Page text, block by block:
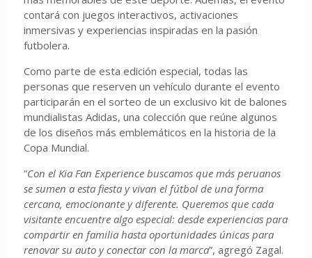
contará con juegos interactivos, activaciones
inmersivas y experiencias inspiradas en la pasión
futbolera.
Como parte de esta edición especial, todas las
personas que reserven un vehículo durante el evento
participarán en el sorteo de un exclusivo kit de balones
mundialistas Adidas, una colección que reúne algunos
de los diseños más emblemáticos en la historia de la
Copa Mundial.
“Con el Kia Fan Experience buscamos que más peruanos
se sumen a esta fiesta y vivan el fútbol de una forma
cercana, emocionante y diferente. Queremos que cada
visitante encuentre algo especial: desde experiencias para
compartir en familia hasta oportunidades únicas para
renovar su auto y conectar con la marca”, agregó Zagal.